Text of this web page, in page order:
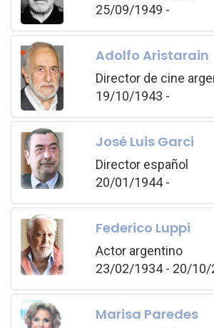
25/09/1949 -
Adolfo Aristarain
Director de cine
19/10/1943 -
José Luis Garci
Director español
20/01/1944 -
Federico Luppi
Actor argentino
23/02/1934 - 20/10/
Marisa Paredes